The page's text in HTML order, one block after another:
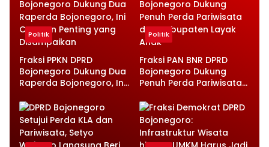
Politik
Fraksi PPKN DPRD
Bojonegoro Dukung Dua
Raperda Bojonegoro, Ini
Disampaikan
Politik
Fraksi PAN BNR DPRD
Bojonegoro Dukung
Penuh Perda Pariwisata
Anak